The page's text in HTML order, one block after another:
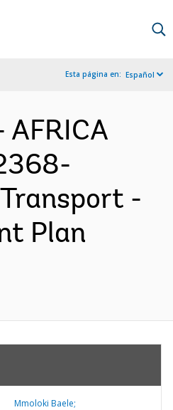
Esta página en: Español
AFRICA
-
Plan
Mmoloki Baele;